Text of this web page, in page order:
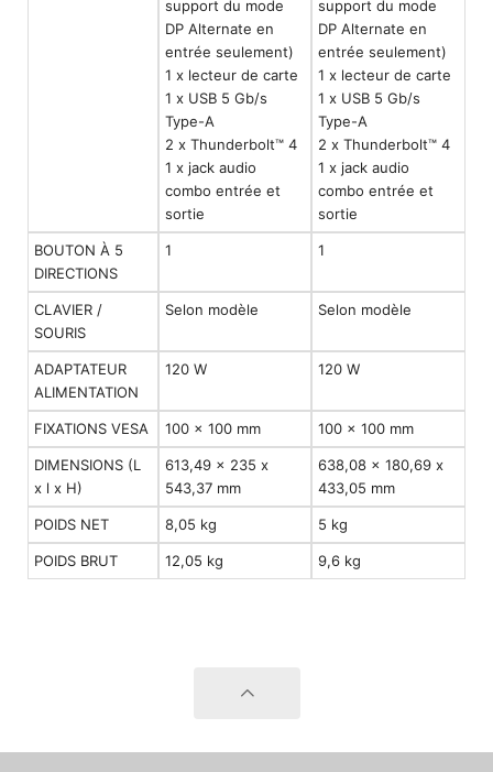
support du mode
DP Alternate en
entrée seulement)
1 x lecteur de carte
1 x USB 5 Gb/s
Type-A
2 x Thunderbolt™ 4
1 x jack audio
combo entrée et
sortie
support du mode
DP Alternate en
entrée seulement)
1 x lecteur de carte
1 x USB 5 Gb/s
Type-A
2 x Thunderbolt™ 4
1 x jack audio
combo entrée et
sortie
BOUTON À 5
DIRECTIONS
1 1
CLAVIER /
SOURIS
Selon modèle Selon modèle
ADAPTATEUR
ALIMENTATION
120 W 120 W
FIXATIONS VESA 100 x 100 mm 100 x 100 mm
DIMENSIONS (L
x l x H)
613,49 x 235 x
543,37 mm
638,08 x 180,69 x
433,05 mm
POIDS NET 8,05 kg 5 kg
POIDS BRUT 12,05 kg 9,6 kg